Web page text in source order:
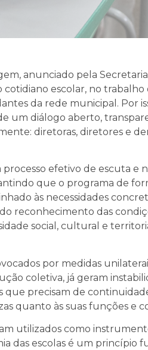
anunciado pela
escolar, no trabalho
da rede municipal. Por
um diálogo aberto,
diretoras, diretores e
efetivo de escuta e
que o programa de
às necessidades
reconhecimento das
social, cultural e
por medidas
coletiva, já geram
que precisam de
quanto às suas funções e
utilizados como
das escolas é um princípio